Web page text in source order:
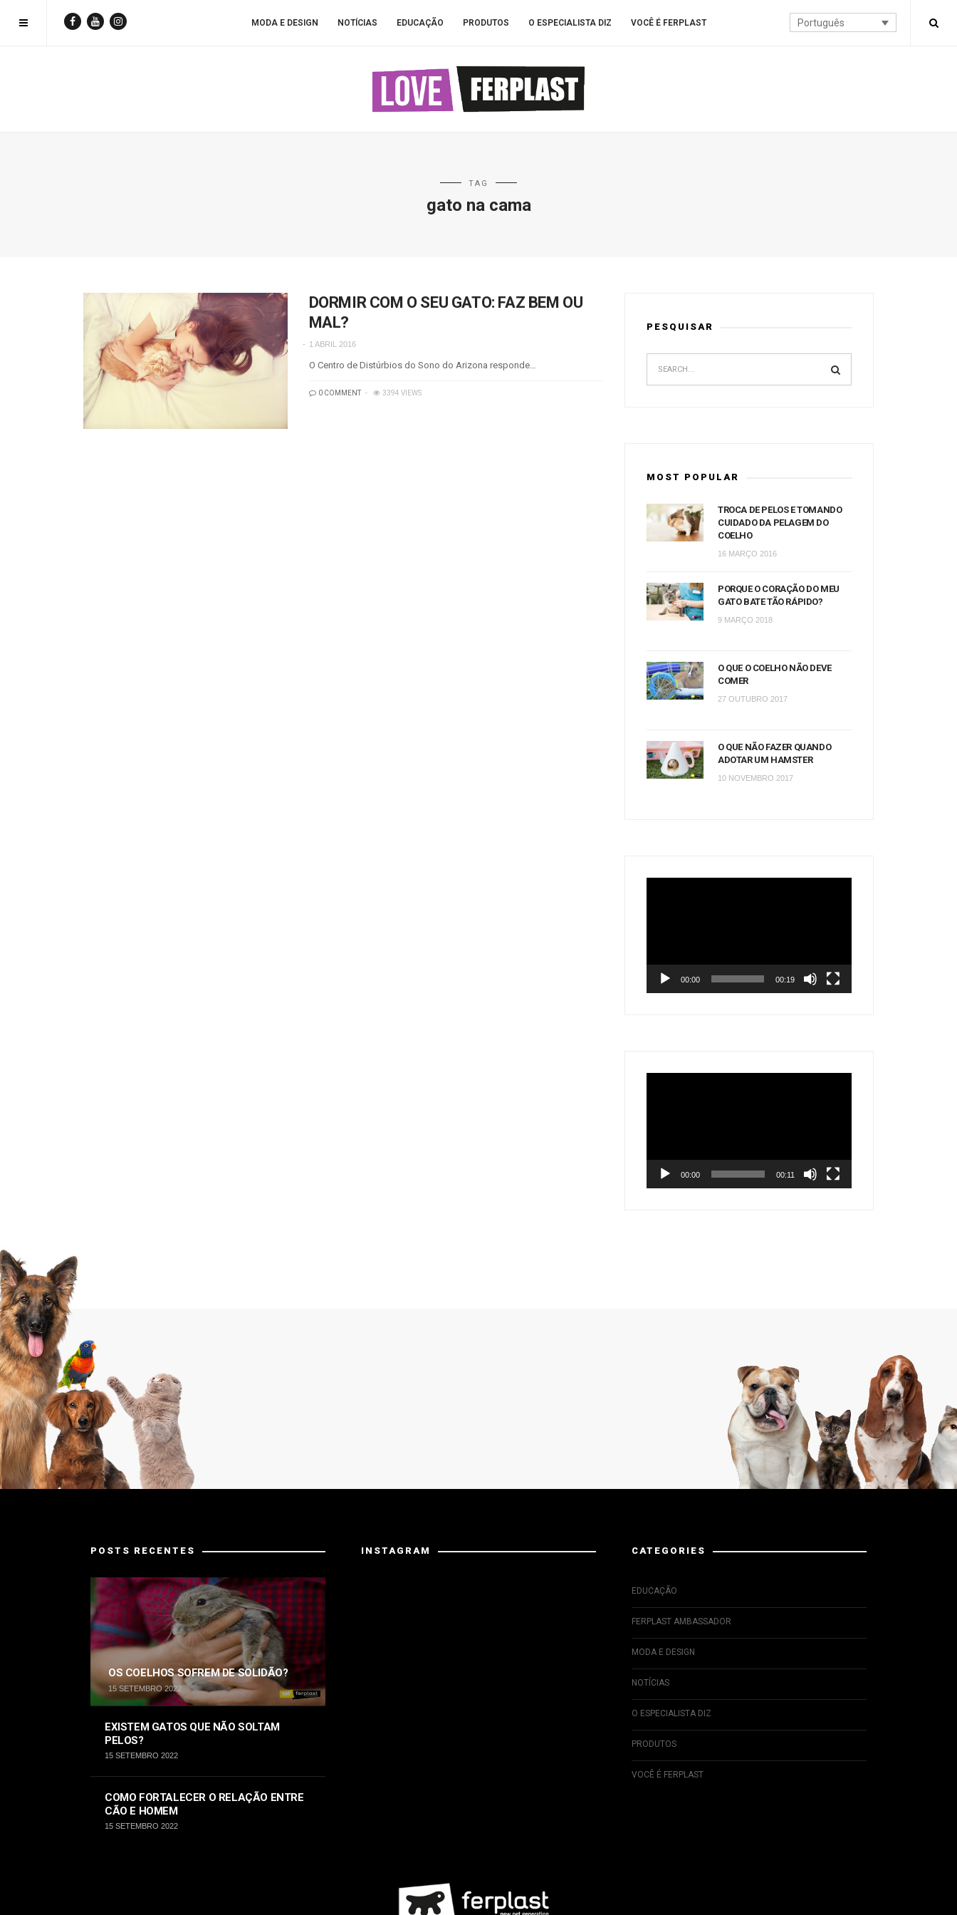
Português
MODA E DESIGN NOTÍCIAS EDUCAÇÃO PRODUTOS O ESPECIALISTA DIZ VOCÊ É FERPLAST
TAG
gato na cama
DORMIR COM O SEU GATO: FAZ BEM OU
MAL?
1 ABRIL 2016
O Centro de Distúrbios do Sono do Arizona responde…
0 COMMENT 3394 VIEWS
PESQUISAR
MOST POPULAR
TROCA DE PELOS E TOMANDO
CUIDADO DA PELAGEM DO
COELHO
16 MARÇO 2016
PORQUE O CORAÇÃO DO MEU
GATO BATE TÃO RÁPIDO?
9 MARÇO 2018
O QUE O COELHO NÃO DEVE
COMER
27 OUTUBRO 2017
O QUE NÃO FAZER QUANDO
ADOTAR UM HAMSTER
10 NOVEMBRO 2017
00:00 00:19
00:00 00:11
POSTS RECENTES
OS COELHOS SOFREM DE SOLIDÃO?
15 SETEMBRO 2022
EXISTEM GATOS QUE NÃO SOLTAM
PELOS?
15 SETEMBRO 2022
COMO FORTALECER O RELAÇÃO ENTRE
CÃO E HOMEM
15 SETEMBRO 2022
INSTAGRAM CATEGORIES
EDUCAÇÃO
FERPLAST AMBASSADOR
MODA E DESIGN
NOTÍCIAS
O ESPECIALISTA DIZ
PRODUTOS
VOCÊ É FERPLAST